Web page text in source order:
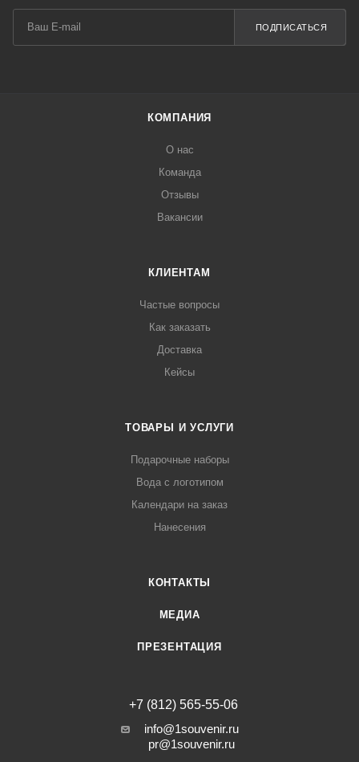
ПОДПИСАТЬСЯ
КОМПАНИЯ
О нас
Команда
Отзывы
Вакансии
КЛИЕНТАМ
Частые вопросы
Как заказать
Доставка
Кейсы
ТОВАРЫ И УСЛУГИ
Подарочные наборы
Вода с логотипом
Календари на заказ
Нанесения
КОНТАКТЫ
МЕДИА
ПРЕЗЕНТАЦИЯ
+7 (812) 565-55-06
info@1souvenir.ru
pr@1souvenir.ru